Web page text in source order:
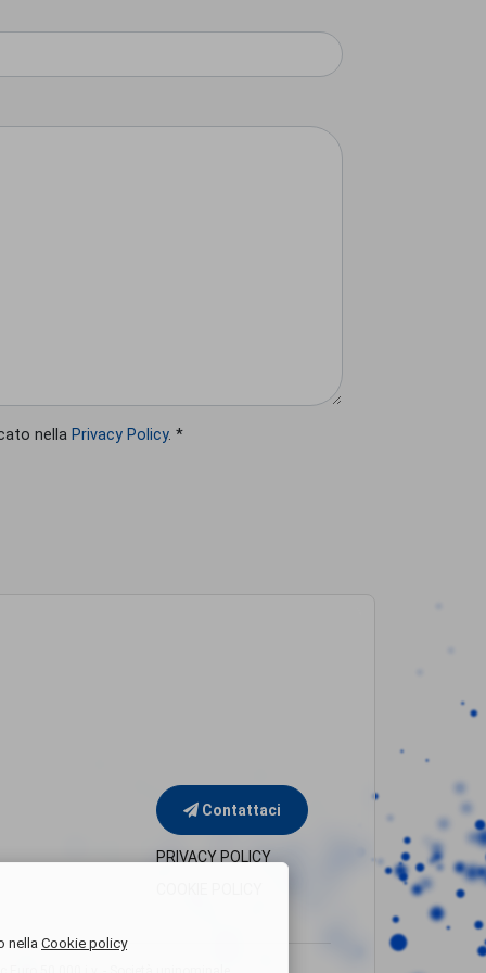
nella Privacy Policy. *
Contattaci
PRIVACY POLICY
nella Cookie policy